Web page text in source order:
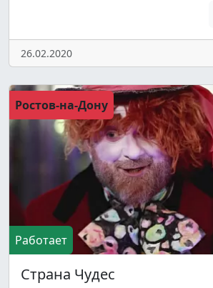
26.02.2020
Ростов-на-Дону
Работает
Страна Чудес